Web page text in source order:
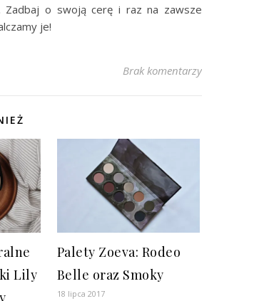
. Zadbaj o swoją cerę i raz na zawsze
je!
Brak komentarzy
Lily
Palety Zoeva: Rodeo
Belle oraz Smoky
18 lipca 2017